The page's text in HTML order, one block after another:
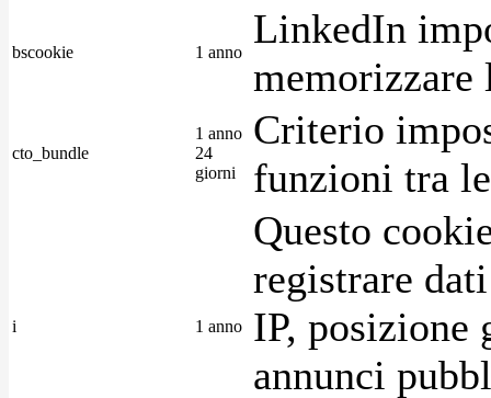
bscookie 1 anno
LinkedIn
memorizzare
cto_bundle
1 anno
24
giorni
Criterio
funzioni tra
i 1 anno
Questo
registrare
IP, posizione
annunci